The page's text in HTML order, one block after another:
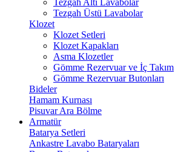
Tezgah Altı Lavabolar
Tezgah Üstü Lavabolar
Klozet
Klozet Setleri
Klozet Kapakları
Asma Klozetler
Gömme Rezervuar ve İç Takım
Gömme Rezervuar Butonları
Bideler
Hamam Kurnası
Pisuvar Ara Bölme
Armatür
Batarya Setleri
Ankastre Lavabo Bataryaları